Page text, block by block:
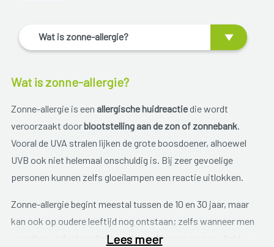
Wat is zonne-allergie?
Wat is zonne-allergie?
Zonne-allergie is een allergische huidreactiedie wordt
veroorzaakt doorblootstelling aan de zon of zonnebank.
Vooral de UVA stralen lijken de grote boosdoener, alhoewel
UVB ook niet helemaal onschuldig is. Bij zeer gevoelige
personen kunnen zelfs gloeilampen een reactie uitlokken.
Zonne-allergie begint meestal tussen de 10 en 30 jaar, maar
kan ook op oudere leeftijd nog ontstaan; zelfs wanneer men
voordien perfect zonlicht verdroeg. Mensen met een lichte
Lees meer